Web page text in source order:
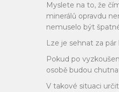
Myslete na to, že
minerálů opravdu
nemuselo být
Lze je sehnat za
Pokud po
osobě budou
V takové situaci